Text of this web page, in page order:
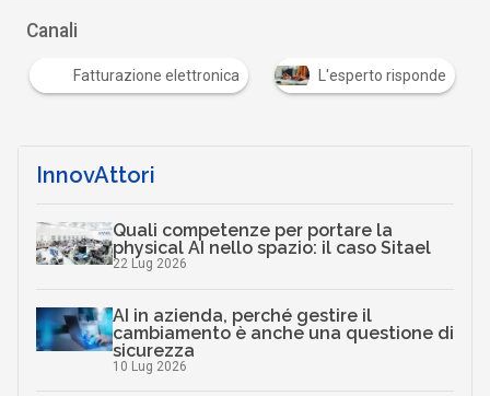
Canali
Fatturazione elettronica L'esperto risponde
InnovAttori
Quali competenze per portare la
physical AI nello spazio: il caso Sitael
22 Lug 2026
AI in azienda, perché gestire il
cambiamento è anche una questione di
sicurezza
10 Lug 2026